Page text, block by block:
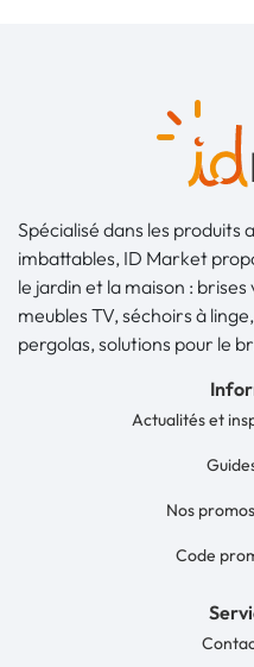
Spécialisé dans les produits
imbattables, ID Market
le jardin et la maison :
meubles TV, séchoirs à
pergolas, solutions pour le
Actualités et
Nos
Code